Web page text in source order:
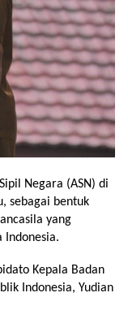
Negara (ASN) di
sebagai bentuk
yang
Indonesia.
Kepala Badan
Indonesia, Yudian